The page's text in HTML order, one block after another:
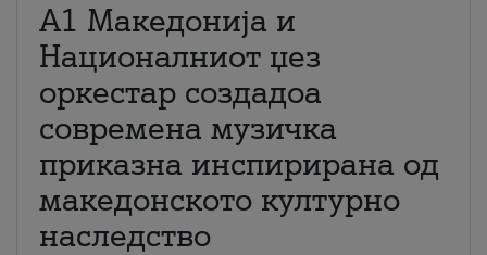
А1 Македонија и
Националниот џез
оркестар создадоа
современа музичка
приказна инспирирана од
македонското културно
наследство